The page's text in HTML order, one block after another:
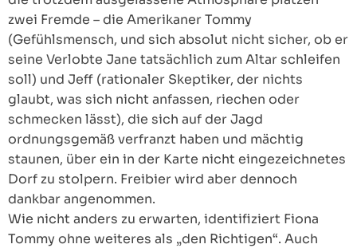
zwei Fremde – die Amerikaner Tommy
(Gefühlsmensch, und sich absolut nicht sicher, ob er
seine Verlobte Jane tatsächlich zum Altar schleifen
soll) und Jeff (rationaler Skeptiker, der nichts
glaubt, was sich nicht anfassen, riechen oder
schmecken lässt), die sich auf der Jagd
ordnungsgemäß verfranzt haben und mächtig
staunen, über ein in der Karte nicht eingezeichnetes
Dorf zu stolpern. Freibier wird aber dennoch
dankbar angenommen.
Wie nicht anders zu erwarten, identifiziert Fiona
Tommy ohne weiteres als „den Richtigen“. Auch